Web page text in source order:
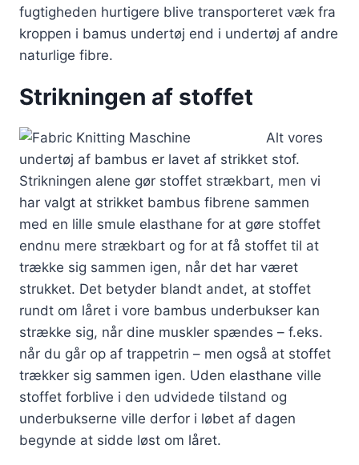
fugtigheden hurtigere blive transporteret væk fra
kroppen i bamus undertøj end i undertøj af andre
naturlige fibre.
Strikningen af stoffet
Alt vores
undertøj af bambus er lavet af strikket stof.
Strikningen alene gør stoffet strækbart, men vi
har valgt at strikket bambus fibrene sammen
med en lille smule elasthane for at gøre stoffet
endnu mere strækbart og for at få stoffet til at
trække sig sammen igen, når det har været
strukket. Det betyder blandt andet, at stoffet
rundt om låret i vore bambus underbukser kan
strække sig, når dine muskler spændes – f.eks.
når du går op af trappetrin – men også at stoffet
trækker sig sammen igen. Uden elasthane ville
stoffet forblive i den udvidede tilstand og
underbukserne ville derfor i løbet af dagen
begynde at sidde løst om låret.